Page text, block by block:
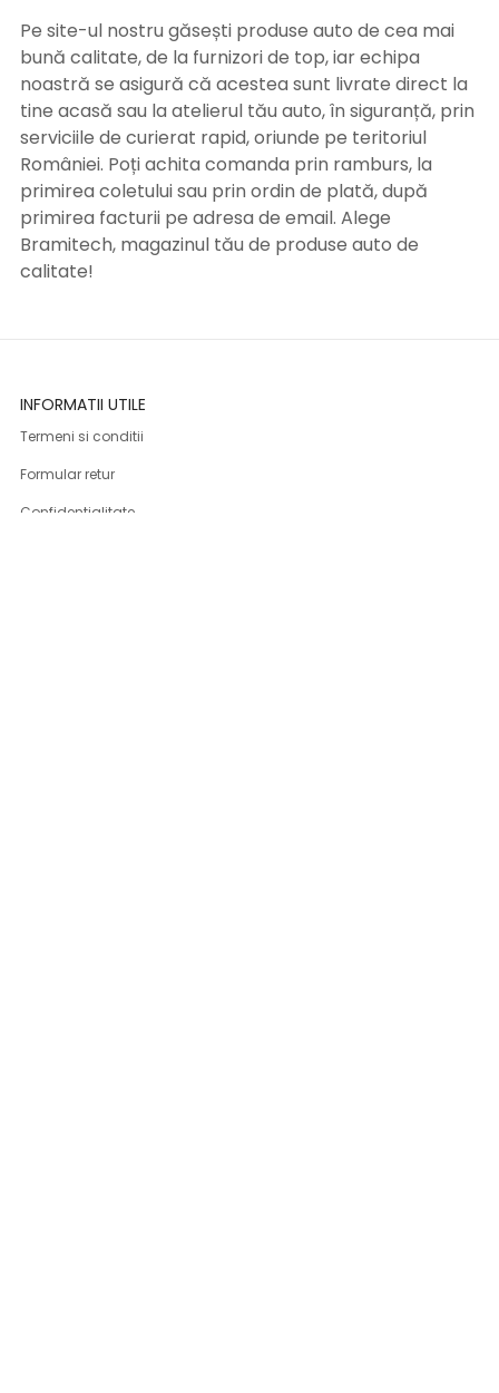
Pe site-ul nostru găsești produse auto de cea mai
bună calitate, de la furnizori de top, iar echipa
noastră se asigură că acestea sunt livrate direct la
tine acasă sau la atelierul tău auto, în siguranță, prin
serviciile de curierat rapid, oriunde pe teritoriul
României. Poți achita comanda prin ramburs, la
primirea coletului sau prin ordin de plată, după
primirea facturii pe adresa de email. Alege
Bramitech, magazinul tău de produse auto de
calitate!
INFORMATII UTILE
Termeni si conditii
Formular retur
Confidentialitate